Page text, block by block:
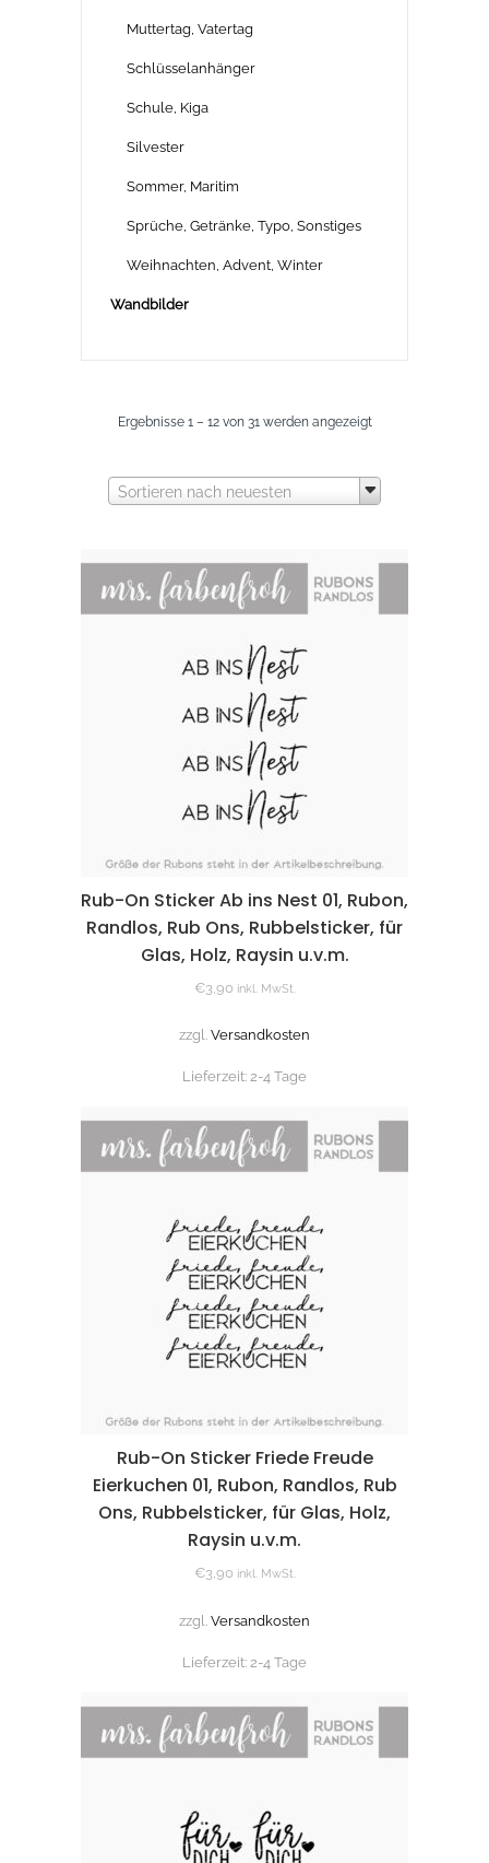
Muttertag, Vatertag
Schlüsselanhänger
Schule, Kiga
Silvester
Sommer, Maritim
Sprüche, Getränke, Typo, Sonstiges
Weihnachten, Advent, Winter
Wandbilder
Ergebnisse 1 – 12 von 31 werden angezeigtNach
sortiert
Sortieren nach neuesten
Rub-On Sticker Ab ins Nest 01, Rubon,
Randlos, Rub Ons, Rubbelsticker, für
Glas, Holz, Raysin u.v.m.
€3,90 inkl. MwSt.
zzgl. Versandkosten
Lieferzeit: 2-4 Tage
Rub-On Sticker Friede Freude
Eierkuchen 01, Rubon, Randlos, Rub
Ons, Rubbelsticker, für Glas, Holz,
Raysin u.v.m.
€3,90 inkl. MwSt.
zzgl. Versandkosten
Lieferzeit: 2-4 Tage